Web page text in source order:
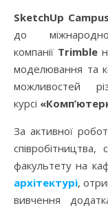
SketchUp
до
компанії Trimble
моделювання та
можливостей
курсі
За активної
факультету на
архітектурі,
вивчення